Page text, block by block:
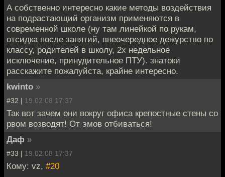
А собственно интересно какие методы воздействия
на подрастающий организм применяются в
современной школе (ну там линейкой по рукам,
отсидка после занятий, внеочередное дежурство по
классу, родителей в школу, 2х недельное
исключение, принудительное ПТУ). знатоки
расскажите пожалуйста, крайне интересно.
kwinto »
#32 | 19.02.08 17:37
Так вот зачем они вокруг офиса крепостные стены со
рвом возводят! От эмов отбиваться!
Даф »
#33 | 19.02.08 17:37
Кому: vz, #20